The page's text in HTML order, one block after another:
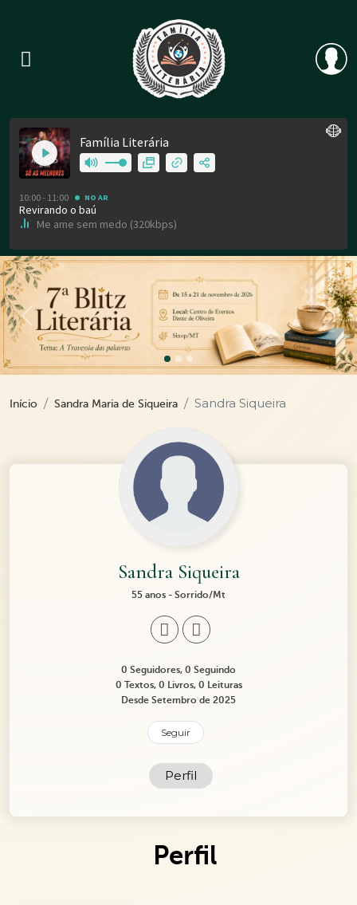
Previous
Início Sandra Maria de Siqueira Sandra Siqueira
Sandra Siqueira
55 anos - Sorrido/Mt
0 Seguidores, 0 Seguindo
0 Textos, 0 Livros, 0 Leituras
Desde Setembro de 2025
Seguir
Perfil
Perfil